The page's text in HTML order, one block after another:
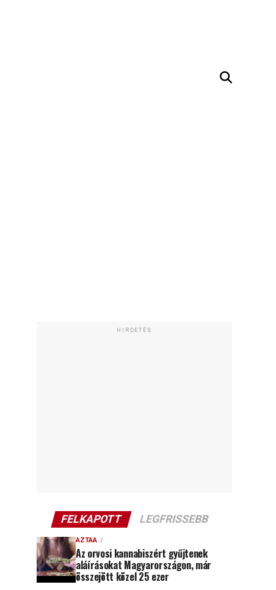
HIRDETÉS
FELKAPOTT LEGFRISSEBB
AZTAA
Az orvosi kannabiszért gyűjtenek
aláírásokat Magyarországon, már
összejött közel 25 ezer